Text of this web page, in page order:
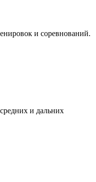
и соревнований.
и дальних